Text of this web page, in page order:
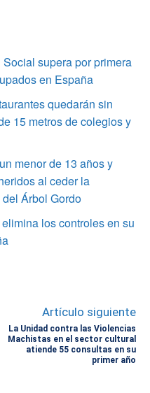
supera por primera
en España
quedarán sin
15 metros de colegios y
menor de 13 años y
al ceder la
Árbol Gordo
los controles en su
Artículo siguiente
La Unidad contra las Violencias
Machistas en el sector cultural
atiende 55 consultas en su
primer año